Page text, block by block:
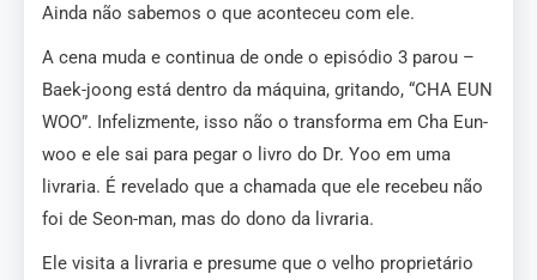
Ainda não sabemos o que aconteceu com ele.
A cena muda e continua de onde o episódio 3 parou –
Baek-joong está dentro da máquina, gritando, “CHA EUN
WOO”. Infelizmente, isso não o transforma em Cha Eun-
woo e ele sai para pegar o livro do Dr. Yoo em uma
livraria. É revelado que a chamada que ele recebeu não
foi de Seon-man, mas do dono da livraria.
Ele visita a livraria e presume que o velho proprietário